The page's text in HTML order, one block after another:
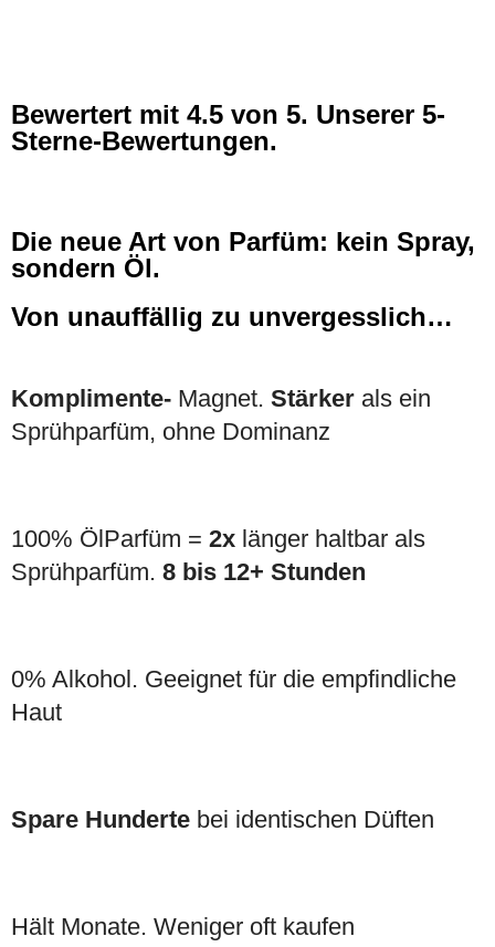
Bewertert mit 4.5 von 5. Unserer 5-
Sterne-Bewertungen.
Die neue Art von Parfüm: kein Spray,
sondern Öl.
Von unauffällig zu unvergesslich…
Komplimente- Magnet. Stärker als ein
Sprühparfüm, ohne Dominanz
100% ÖlParfüm = 2x länger haltbar als
Sprühparfüm. 8 bis 12+ Stunden
0% Alkohol. Geeignet für die empfindliche
Haut
Spare Hunderte bei identischen Düften
Hält Monate. Weniger oft kaufen